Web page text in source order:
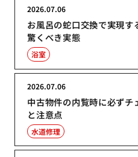
お風呂の蛇口交換で実現
驚くべき実態
2026.07.06
浴室
中古物件の内覧時に必ず
と注意点
2026.07.06
水道修理